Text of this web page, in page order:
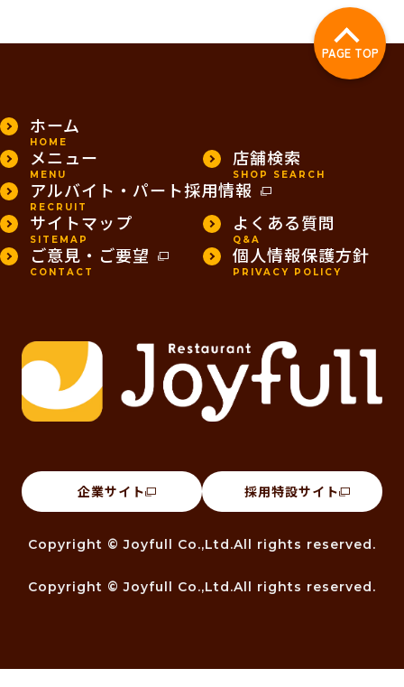
PAGE TOP
ホーム
HOME
メニュー
MENU
店舗検索
SHOP SEARCH
アルバイト・パート採用情報
RECRUIT
サイトマップ
SITEMAP
よくある質問
Q&A
ご意見・ご要望
CONTACT
個人情報保護方針
PRIVACY POLICY
企業サイト 採用特設サイト
Copyright © Joyfull Co.,Ltd.All rights reserved.
Copyright © Joyfull Co.,Ltd.All rights reserved.